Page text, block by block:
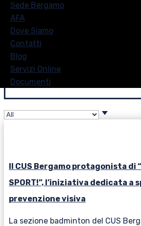
Sede Bergamo
AFA
Dove Siamo
Contatti
Blog
Servizi Online
Documenti
Il CUS Bergamo protagonista di
SPORT!”, l’iniziativa dedicata a
prevenzione visiva
La sezione badminton del CUS